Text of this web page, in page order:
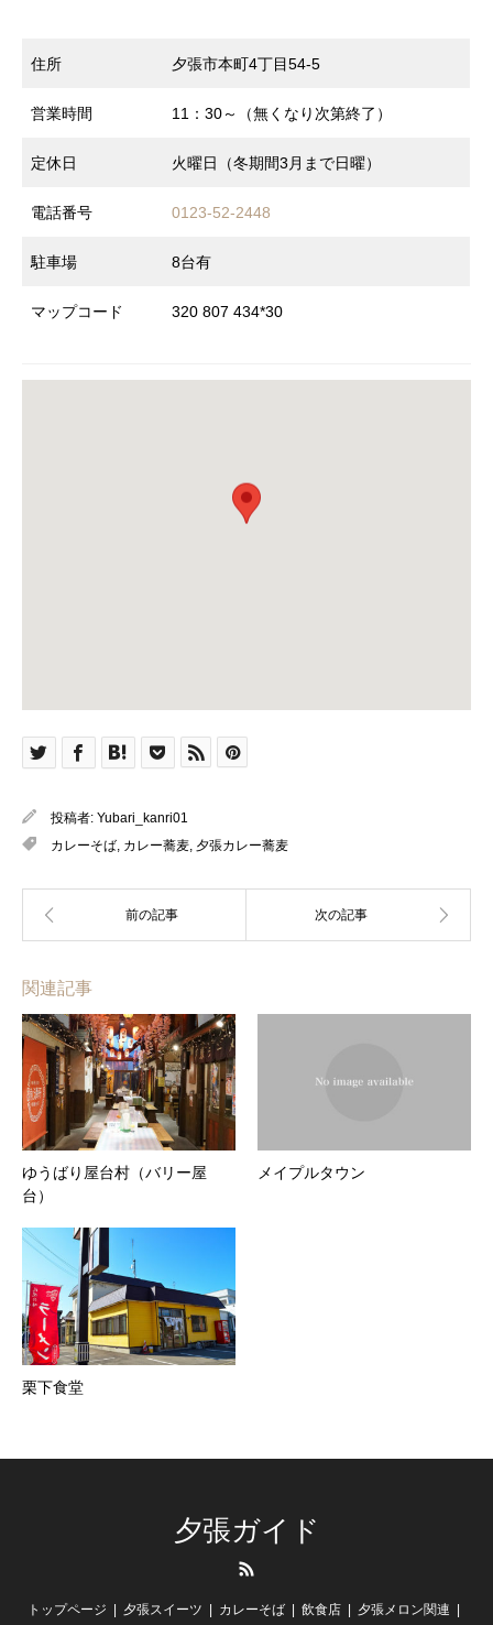
住所 夕張市本町4丁目54-5
営業時間 11：30～（無くなり次第終了）
定休日 火曜日（冬期間3月まで日曜）
電話番号 0123-52-2448
駐車場 8台有
マップコード 320 807 434*30
投稿者: Yubari_kanri01
カレーそば カレー蕎麦 夕張カレー蕎麦
関連記事
ゆうばり屋台村（バリー屋
台）
メイプルタウン
栗下食堂
夕張ガイド
トップページ 夕張スイーツ カレーそば 飲食店 夕張メロン関連